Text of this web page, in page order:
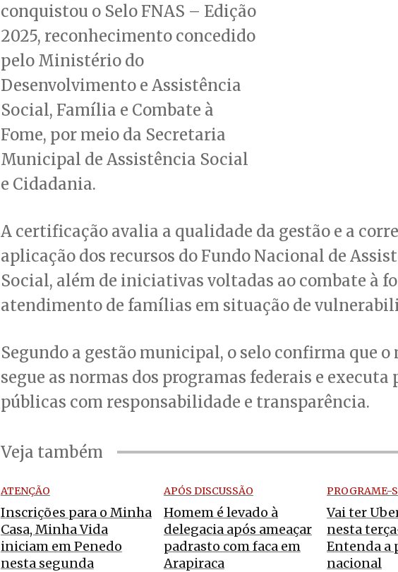
conquistou o Selo FNAS – Edição
2025, reconhecimento concedido
pelo Ministério do
Desenvolvimento e Assistência
Social, Família e Combate à
Fome, por meio da Secretaria
Municipal de Assistência Social
e Cidadania.
A certificação avalia a qualidade da gestão e a
aplicação dos recursos do Fundo Nacional de
Social, além de iniciativas voltadas ao combate à
atendimento de famílias em situação de
Segundo a gestão municipal, o selo confirma que
segue as normas dos programas federais e
públicas com responsabilidade e transparência.
Veja também
ATENÇÃO
Inscrições para o Minha
Casa, Minha Vida
iniciam em Penedo
nesta segunda
APÓS DISCUSSÃO
Homem é levado à
delegacia após ameaçar
padrasto com faca em
Arapiraca
PROGRAME-
Vai ter
nesta
Entenda a
nacional